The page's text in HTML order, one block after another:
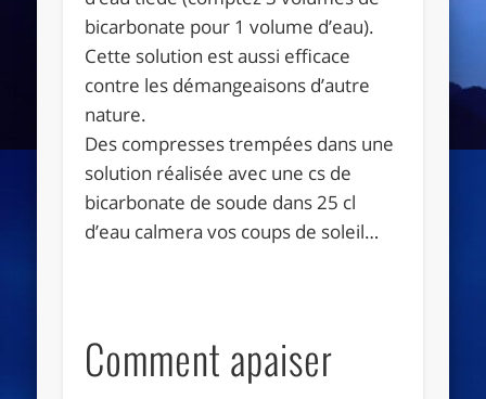
bicarbonate pour 1 volume d’eau).
Cette solution est aussi efficace
contre les démangeaisons d’autre
nature.
Des compresses trempées dans une
solution réalisée avec une cs de
bicarbonate de soude dans 25 cl
d’eau calmera vos coups de soleil…
Comment apaiser